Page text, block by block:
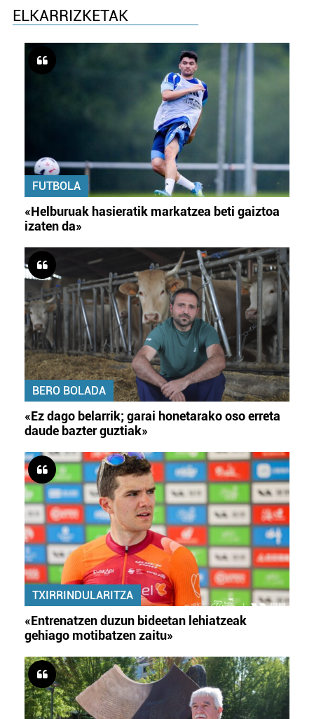
ELKARRIZKETAK
FUTBOLA
«Helburuak hasieratik markatzea beti gaiztoa
izaten da»
BERO BOLADA
«Ez dago belarrik; garai honetarako oso erreta
daude bazter guztiak»
TXIRRINDULARITZA
«Entrenatzen duzun bideetan lehiatzeak
gehiago motibatzen zaitu»